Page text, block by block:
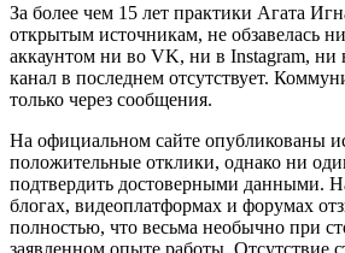
За более чем 15 лет практики Агата
открытым источникам, не обзавелась
аккаунтом ни во VK, ни в Instagram,
канал в последнем отсутствует.
только через сообщения.
На официальном сайте опубликованы
положительные отклики, однако ни
подтвердить достоверными данными.
блогах, видеоплатформах и форумах
полностью, что весьма необычно при
заявленном опыте работы. Отсутствие